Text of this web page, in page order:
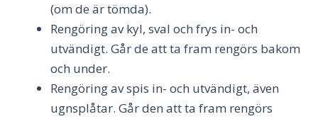
(om de är tömda).
Rengöring av kyl, sval och frys in- och
utvändigt. Går de att ta fram rengörs bakom
och under.
Rengöring av spis in- och utvändigt, även
ugnsplåtar. Går den att ta fram rengörs